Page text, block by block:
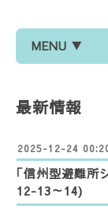
MENU ▼
最新情報
2025-12-24
｢信州型避難所
12-13～14)